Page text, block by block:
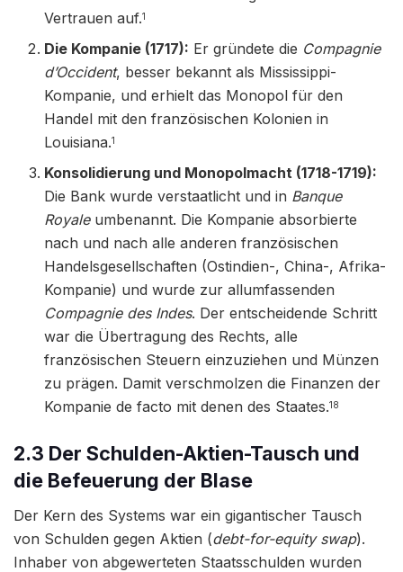
Vertrauen auf.1
Die Kompanie (1717): Er gründete die Compagnie
d’Occident, besser bekannt als Mississippi-
Kompanie, und erhielt das Monopol für den
Handel mit den französischen Kolonien in
Louisiana.1
Konsolidierung und Monopolmacht (1718-1719):
Die Bank wurde verstaatlicht und in Banque
Royaleumbenannt. Die Kompanie absorbierte
nach und nach alle anderen französischen
Handelsgesellschaften (Ostindien-, China-, Afrika-
Kompanie) und wurde zur allumfassenden
Compagnie des Indes. Der entscheidende Schritt
war die Übertragung des Rechts, alle
französischen Steuern einzuziehen und Münzen
zu prägen. Damit verschmolzen die Finanzen der
Kompanie de facto mit denen des Staates.18
2.3 Der Schulden-Aktien-Tausch und
die Befeuerung der Blase
Der Kern des Systems war ein gigantischer Tausch
von Schulden gegen Aktien (debt-for-equity swap).
Inhaber von abgewerteten Staatsschulden wurden